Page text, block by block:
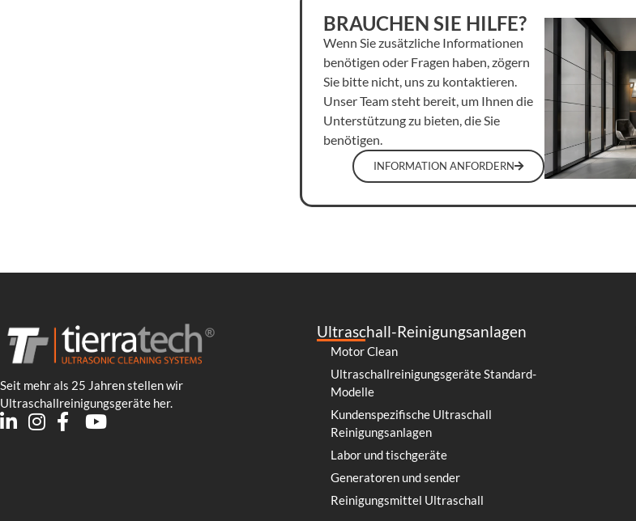
BRAUCHEN SIE HILFE?
Wenn Sie zusätzliche Informationen
benötigen oder Fragen haben, zögern
Sie bitte nicht, uns zu kontaktieren.
Unser Team steht bereit, um Ihnen die
Unterstützung zu bieten, die Sie
benötigen.
INFORMATION ANFORDERN
Seit mehr als 25 Jahren stellen wir
Ultraschallreinigungsgeräte her.
Ultraschall-Reinigungsanlagen
Motor Clean
Ultraschallreinigungsgeräte Standard-
Modelle
Kundenspezifische Ultraschall
Reinigungsanlagen
Labor und tischgeräte
Generatoren und sender
Reinigungsmittel Ultraschall